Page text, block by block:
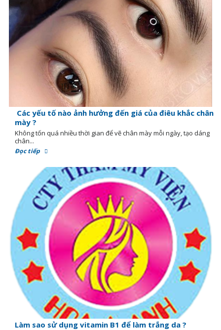
Các yếu tố nào ảnh hưởng đến giá của điêu khắc chân
mày ?
Không tốn quá nhiều thời gian để vẽ chân mày mỗi ngày, tạo dáng
chân...
Đọc tiếp
Làm sao sử dụng vitamin B1 để làm trắng da ?